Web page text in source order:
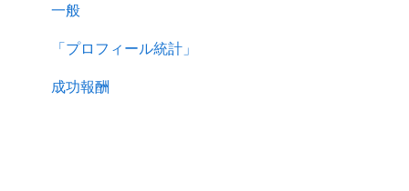
一般
「プロフィール統計」
成功報酬